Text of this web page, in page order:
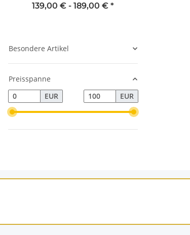
weitenverstellbar und
139,00 € - 189,00 € *
Besondere Artikel
Preisspanne
EUR
EUR